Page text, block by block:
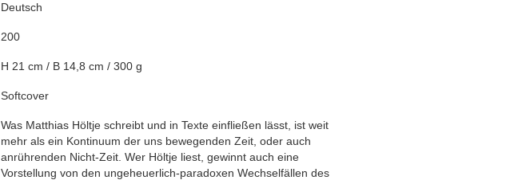
Deutsch
200
H 21 cm / B 14,8 cm / 300 g
Softcover
Was Matthias Höltje schreibt und in Texte einfließen lässt, ist weit
mehr als ein Kontinuum der uns bewegenden Zeit, oder auch
anrührenden Nicht-Zeit. Wer Höltje liest, gewinnt auch eine
Vorstellung von den ungeheuerlich-paradoxen Wechselfällen des